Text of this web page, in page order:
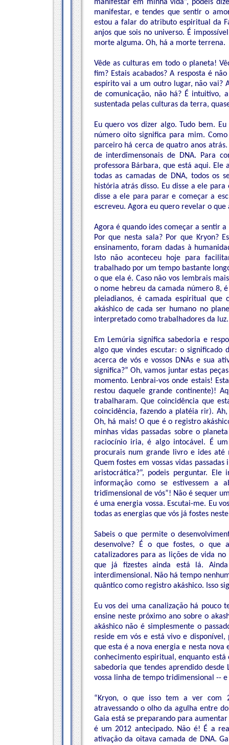
manifestar em minha vida”, podeis
manifestar, e tendes que sentir o
estou a falar do atributo espiritual da
anjos que sois no universo. É
morte alguma. Oh, há a morte terrena.
Vêde as culturas em todo o planeta!
fim? Estais acabados? A resposta é
espírito vai a um outro lugar, não vai?
de comunicação, não há? É intuitivo,
sustentada pelas culturas da terra,
Eu quero vos dizer algo. Tudo bem.
número oito significa para mim.
parceiro há cerca de quatro anos
de interdimensonais de DNA. Para
professora Bárbara, que está aqui.
todas as camadas de DNA, todos os
história atrás disso. Eu disse a ele
disse a ele para parar e começar a
escreveu. Agora eu quero revelar o
Agora é quando ides começar a sentir
Por que nesta sala? Por que Kryon?
ensinamento, foram dadas à
Isto não aconteceu hoje para
trabalhado por um tempo bastante
o que ela é. Caso não vos lembrais
o nome hebreu da camada número 8,
pleiadianos, é camada espiritual
akáshico de cada ser humano no
interpretado como trabalhadores da luz.
Em Lemúria significa sabedoria e
algo que vindes escutar: o significado
acerca de vós e vossos DNAs e sua
significa?” Oh, vamos juntar estas
momento. Lenbrai-vos onde estais!
restou daquele grande continente)!
trabalharam. Que coincidência que
coincidência, fazendo a platéia rir).
Oh, há mais! O que é o registro
minhas vidas passadas sobre o
raciocínio iria, é algo intocável. É
procurais num grande livro e ides até
Quem fostes em vossas vidas
aristocrática?”, podeis perguntar.
informação como se estivessem
tridimensional de vós”! Não é sequer
é uma energia vossa. Escutai-me. Eu
todas as energias que vós já fostes
Sabeis o que permite o
desenvolve? É o que fostes, o que
catalizadores para as lições de vida
que já fizestes ainda está lá.
interdimensional. Não há tempo
quântico como registro akáshico. Isso
Eu vos dei uma canalização há
ensine neste próximo ano sobre o
akáshico não é simplesmente o
reside em vós e está vivo e
que esta é a nova energia e nesta nova
conhecimento espiritual, enquanto
sabedoria que tendes aprendido
vossa linha de tempo tridimensional --
“Kryon, o que isso tem a ver com
atravessando o olho da agulha entre
Gaia está se preparando para
é um 2012 antecipado. Não é! É a
ativação da oitava camada de DNA.